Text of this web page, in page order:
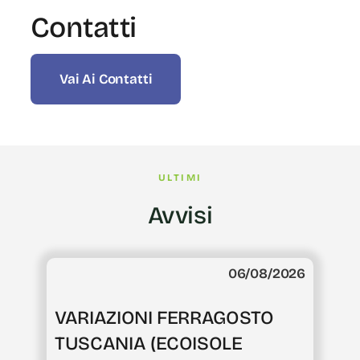
Contatti
Vai Ai Contatti
ULTIMI
Avvisi
06/08/2026
VARIAZIONI FERRAGOSTO
TUSCANIA (ECOISOLE